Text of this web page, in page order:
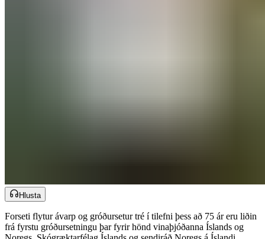
Hlusta
Forseti flytur ávarp og gróðursetur tré í tilefni þess að 75 ár eru liðin
frá fyrstu gróðursetningu þar fyrir hönd vinaþjóðanna Íslands og